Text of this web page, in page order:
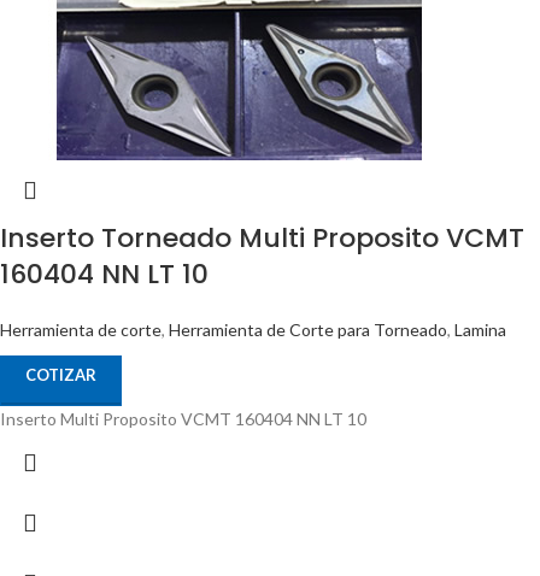
Inserto Torneado Multi Proposito VCMT
160404 NN LT 10
Herramienta de corte, Herramienta de Corte para Torneado, Lamina
COTIZAR
Inserto Multi Proposito VCMT 160404 NN LT 10